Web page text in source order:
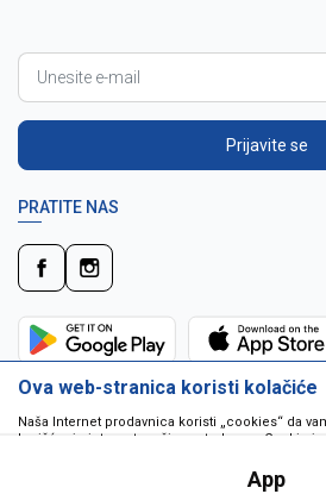
Prijavite se
PRATITE NAS
Ova web-stranica koristi kolačiće
Naša Internet prodavnica koristi „cookies“ da
korišćenje interneta vašim potrebama. Cookie
da pokrenu program ili da isporuče virus vašem
jedinstveno dodeljeni vama, i jedino mogu biti
App